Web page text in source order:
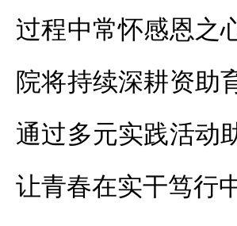
过程中常怀感恩之
院将持续深耕资助
通过多元实践活动
让青春在实干笃行